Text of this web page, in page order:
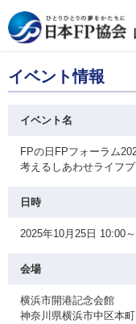
イベント情報
イベント名
FPの日FPフォーラム
考えるしあわせライフ
日時
2025年10月25日 10:00
会場
横浜市開港記念会館
神奈川県横浜市中区本